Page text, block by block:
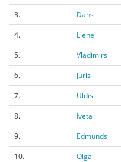
3.
Dans
4.
Liene
5.
Vladimirs
6.
Juris
7.
Uldis
8.
Iveta
9.
Edmunds
10.
Olga